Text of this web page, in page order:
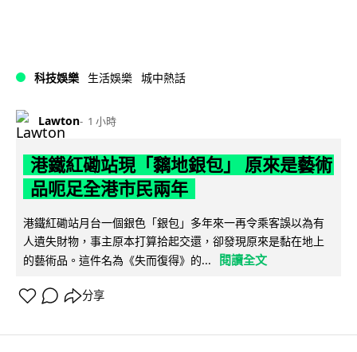
科技娛樂 生活娛樂 城中熱話
Lawton 1 小時
港鐵紅磡站現「黐地銀包」 原來是藝術
品呃足全港市民兩年
港鐵紅磡站月台一個銀色「銀包」多年來一再令乘客誤以為有
人遺失財物，事主原本打算拾起交還，卻發現原來是黏在地上
的藝術品。這件名為《失而復得》的...
閱讀全文
分享